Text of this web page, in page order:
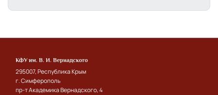
КФУ им. В. И. Вернадского
295007, Республика Крым
г. Симферополь
пр-т Академика Вернадского, 4